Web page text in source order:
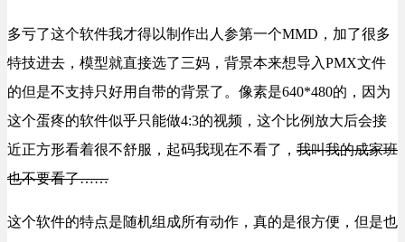
多亏了这个软件我才得以制作出人参第一个MMD，加了很多
特技进去，模型就直接选了三妈，背景本来想导入PMX文件
的但是不支持只好用自带的背景了。像素是640*480的，因为
这个蛋疼的软件似乎只能做4:3的视频，这个比例放大后会接
近正方形看着很不舒服，起码我现在不看了， 我叫我的成家班
也不要看了……
这个软件的特点是随机组成所有动作，真的是很方便，但是也